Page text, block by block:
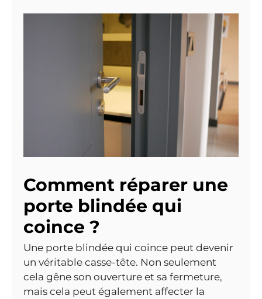
Comment réparer une
porte blindée qui
coince ?
Une porte blindée qui coince peut devenir
un véritable casse-tête. Non seulement
cela gêne son ouverture et sa fermeture,
mais cela peut également affecter la